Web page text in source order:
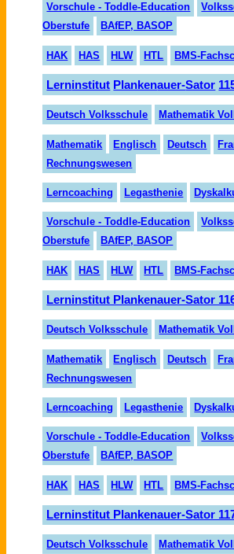
Vorschule - Toddle-Education
Oberstufe
BAfEP, BASOP
HAK HAS HLW HTL BMS-
Lerninstitut Plankenauer-Sator
Deutsch Volksschule Mathematik
Mathematik Englisch Deutsch
Rechnungswesen
Lerncoaching Legasthenie
Vorschule - Toddle-Education
Oberstufe
BAfEP, BASOP
HAK HAS HLW HTL BMS-
Lerninstitut Plankenauer-Sator
Deutsch Volksschule Mathematik
Mathematik Englisch Deutsch
Rechnungswesen
Lerncoaching Legasthenie
Vorschule - Toddle-Education
Oberstufe
BAfEP, BASOP
HAK HAS HLW HTL BMS-
Lerninstitut Plankenauer-Sator
Deutsch Volksschule Mathematik